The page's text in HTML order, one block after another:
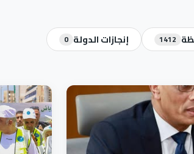
1412 إنجازات الدولة 0